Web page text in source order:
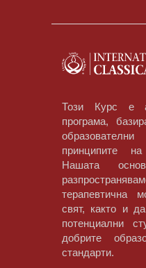
Този Курс е
програма,
принципите
Нашата
терапевтична
свят, както и
потенциални
добрите
стандарти.